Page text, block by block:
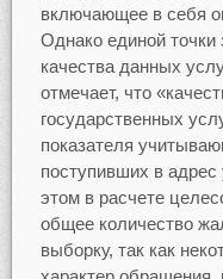
включающее в себя
Однако единой точки
качества данных
отмечает, что
государственных
показателя
поступивших в
этом в расчете
общее количество
выборку, так как